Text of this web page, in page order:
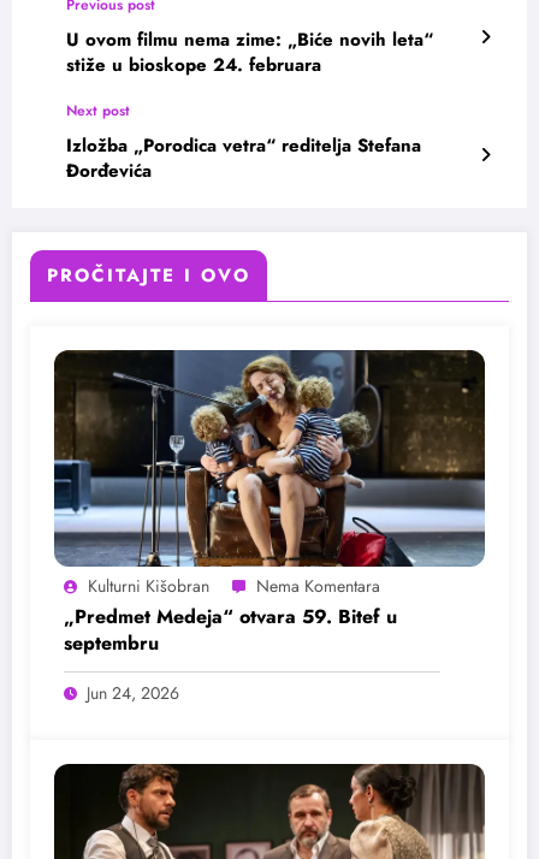
Previous post
U ovom filmu nema zime: „Biće novih leta“
stiže u bioskope 24. februara
Next post
Izložba „Porodica vetra“ reditelja Stefana
Đorđevića
PROČITAJTE I OVO
Kulturni Kišobran
„Predmet Medeja“ otvara 59. Bitef u
septembru
Jun 24, 2026